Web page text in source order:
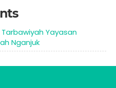
Tarbawiyah Yayasan
Nganjuk